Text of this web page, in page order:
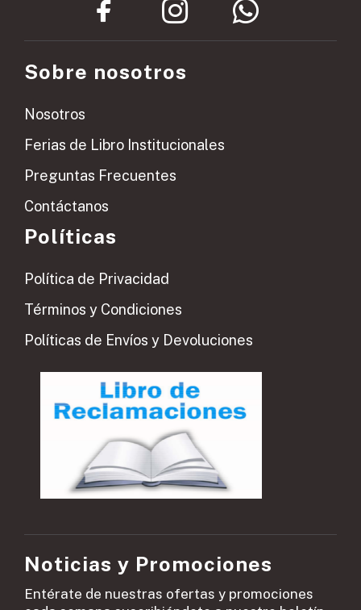
Sobre nosotros
Nosotros
Ferias de Libro Institucionales
Preguntas Frecuentes
Contáctanos
Políticas
Política de Privacidad
Términos y Condiciones
Políticas de Envíos y Devoluciones
Noticias y Promociones
Entérate de nuestras ofertas y promociones